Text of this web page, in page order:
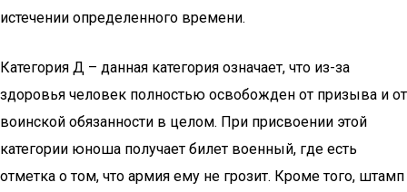
истечении определенного времени.
Категория Д – данная категория означает, что из-за
здоровья человек полностью освобожден от призыва и от
воинской обязанности в целом. При присвоении этой
категории юноша получает билет военный, где есть
отметка о том, что армия ему не грозит. Кроме того, штамп